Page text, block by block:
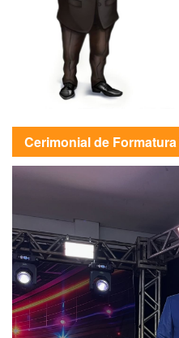
Cerimonial de